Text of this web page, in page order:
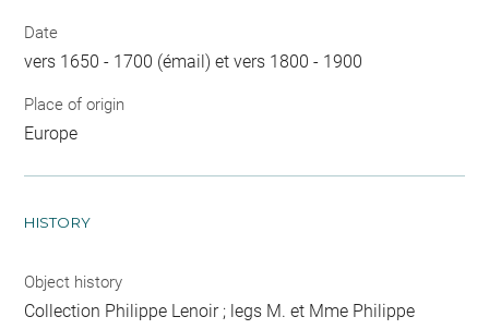
Date
vers 1650 - 1700 (émail) et vers 1800 - 1900
Place of origin
Europe
HISTORY
Object history
Collection Philippe Lenoir ; legs M. et Mme Philippe